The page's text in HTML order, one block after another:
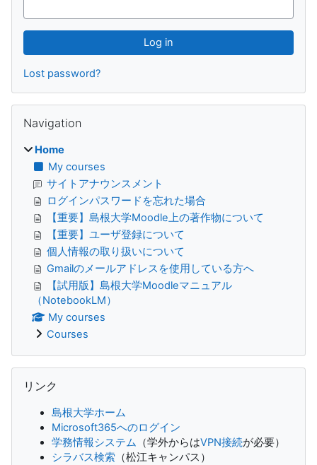
Lost password?
Navigation
Home
My courses
サイトアナウンスメント
ログインパスワードを忘れた場合
【重要】島根大学Moodle上の著作物について
【重要】ユーザ登録について
個人情報の取り扱いについて
Gmailのメールアドレスを使用している方へ
【試用版】島根大学Moodleマニュアル
（NotebookLM）
My courses
Courses
リンク
島根大学ホーム
Microsoft365へのログイン
学務情報システム （学外からはVPN接続が必要）
シラバス検索 （松江キャンパス）